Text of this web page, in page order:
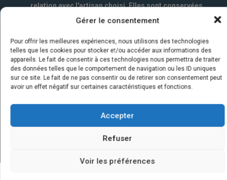
Gérer le consentement
Pour offrir les meilleures expériences, nous utilisons des technologies
telles que les cookies pour stocker et/ou accéder aux informations des
appareils. Le fait de consentir à ces technologies nous permettra de traiter
des données telles que le comportement de navigation ou les ID uniques
sur ce site. Le fait de ne pas consentir ou de retirer son consentement peut
avoir un effet négatif sur certaines caractéristiques et fonctions.
Accepter
Refuser
Voir les préférences
relation avec l'artisan choisi. Elles sont conservées
un an par la société Marketizi SAS et destinées au
service commercial.*